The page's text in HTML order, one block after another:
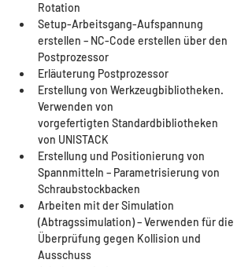
Rotation
Setup-Arbeitsgang-Aufspannung
erstellen – NC-Code erstellen über den
Postprozessor
Erläuterung Postprozessor
Erstellung von Werkzeugbibliotheken.
Verwenden von
vorgefertigten Standardbibliotheken
von UNISTACK
Erstellung und Positionierung von
Spannmitteln – Parametrisierung von
Schraubstockbacken
Arbeiten mit der Simulation
(Abtragssimulation) – Verwenden für die
Überprüfung gegen Kollision und
Ausschuss